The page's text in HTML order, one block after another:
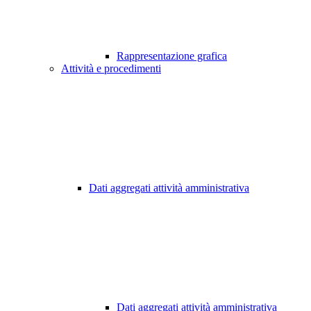
Rappresentazione grafica
Attività e procedimenti
Dati aggregati attività amministrativa
Dati aggregati attività amministrativa